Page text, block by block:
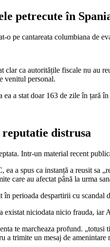
petrecute în
o pe cantareata columbiana de
clar ca autoritățile fiscale nu au
venitul personal.
a stat doar 163 de zile în țară
distrusa
Intr-un material recent
a spus ca instanță a reusit sa
care au afectat până la urma
perioada despartirii cu scandal
existat niciodata nicio frauda, iar
te marcheaza profund.
a trimite un mesaj de